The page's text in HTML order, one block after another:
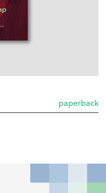
paperback